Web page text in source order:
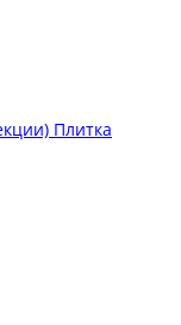
Плитка